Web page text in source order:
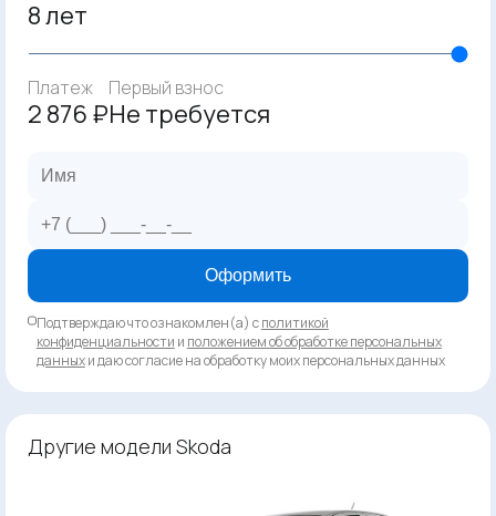
8 лет
Платеж
2 876 ₽
Первый взнос
Не требуется
Оформить
Подтверждаю что ознакомлен(а) сполитикой
конфиденциальности и положением об обработке персональных
данныхи даю согласие на обработку моих персональных данных
Другие модели Skoda